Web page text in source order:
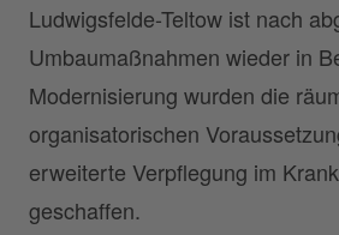
Ludwigsfelde-Teltow ist nach
Umbaumaßnahmen wieder in
Modernisierung wurden die
organisatorischen
erweiterte Verpflegung im
geschaffen.